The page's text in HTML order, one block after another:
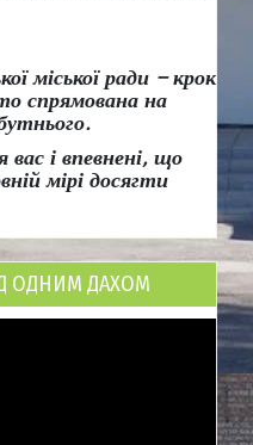
міської ради – крок
спрямована на
і впевнені, що
мірі досягти
ОДНИМ ДАХОМ